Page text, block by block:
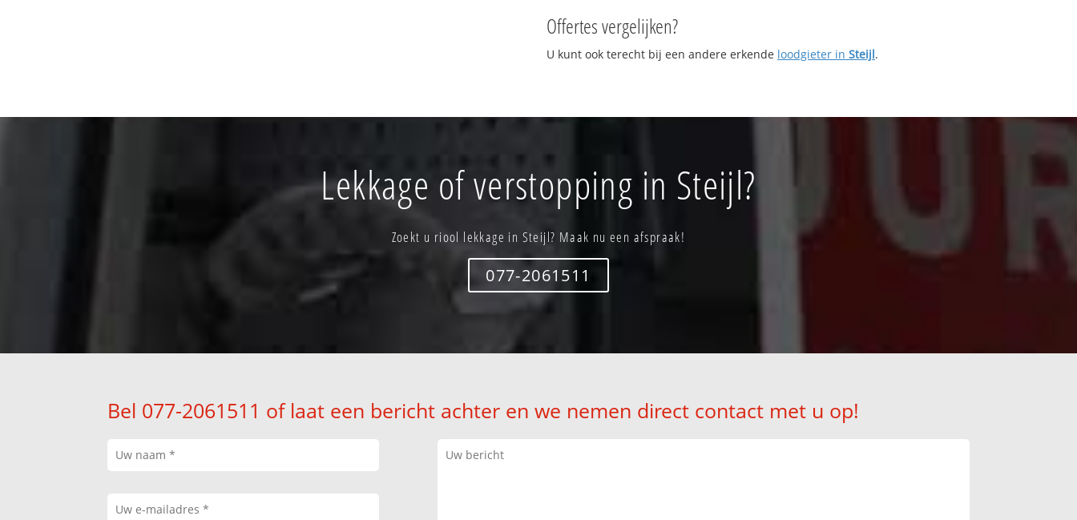
Offertes vergelijken?
U kunt ook terecht bij een andere erkende loodgieter in Steijl.
Lekkage of verstopping in Steijl?
Zoekt u riool lekkage in Steijl? Maak nu een afspraak!
077-2061511
Bel 077-2061511 of laat een bericht achter en we nemen direct contact met u op!